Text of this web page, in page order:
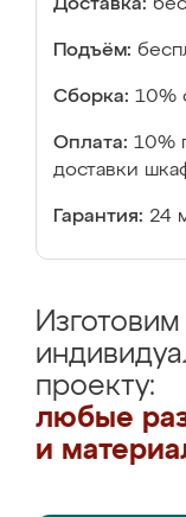
Доставка:
Подъём:
Сборка: 10%
Оплата: 10%
доставки
Гарантия: 24
проекту:
любые
и